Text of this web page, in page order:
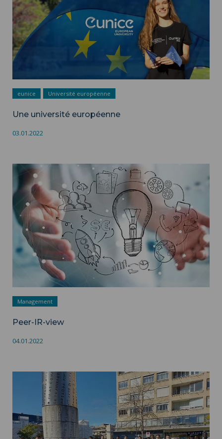
eunice Université européenne
Une université européenne
03.01.2022
Peer-IR-view ">
Management
Peer-IR-view
04.01.2022
L'international à l'UPHF ">